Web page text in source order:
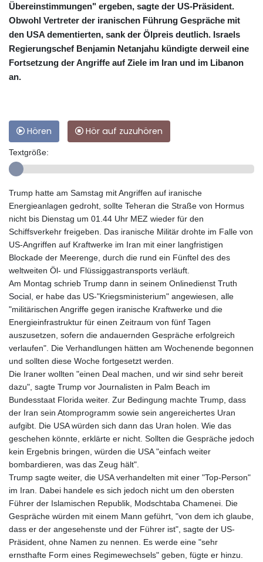
Übereinstimmungen" ergeben, sagte der US-Präsident.
Obwohl Vertreter der iranischen Führung Gespräche mit
den USA dementierten, sank der Ölpreis deutlich. Israels
Regierungschef Benjamin Netanjahu kündigte derweil eine
Fortsetzung der Angriffe auf Ziele im Iran und im Libanon
an.
Hören Hör auf zuzuhören
Textgröße:
Trump hatte am Samstag mit Angriffen auf iranische
Energieanlagen gedroht, sollte Teheran die Straße von Hormus
nicht bis Dienstag um 01.44 Uhr MEZ wieder für den
Schiffsverkehr freigeben. Das iranische Militär drohte im Falle von
US-Angriffen auf Kraftwerke im Iran mit einer langfristigen
Blockade der Meerenge, durch die rund ein Fünftel des des
weltweiten Öl- und Flüssiggastransports verläuft.
Am Montag schrieb Trump dann in seinem Onlinedienst Truth
Social, er habe das US-"Kriegsministerium" angewiesen, alle
"militärischen Angriffe gegen iranische Kraftwerke und die
Energieinfrastruktur für einen Zeitraum von fünf Tagen
auszusetzen, sofern die andauernden Gespräche erfolgreich
verlaufen". Die Verhandlungen hätten am Wochenende begonnen
und sollten diese Woche fortgesetzt werden.
Die Iraner wollten "einen Deal machen, und wir sind sehr bereit
dazu", sagte Trump vor Journalisten in Palm Beach im
Bundesstaat Florida weiter. Zur Bedingung machte Trump, dass
der Iran sein Atomprogramm sowie sein angereichertes Uran
aufgibt. Die USA würden sich dann das Uran holen. Wie das
geschehen könnte, erklärte er nicht. Sollten die Gespräche jedoch
kein Ergebnis bringen, würden die USA "einfach weiter
bombardieren, was das Zeug hält".
Trump sagte weiter, die USA verhandelten mit einer "Top-Person"
im Iran. Dabei handele es sich jedoch nicht um den obersten
Führer der Islamischen Republik, Modschtaba Chamenei. Die
Gespräche würden mit einem Mann geführt, "von dem ich glaube,
dass er der angesehenste und der Führer ist", sagte der US-
Präsident, ohne Namen zu nennen. Es werde eine "sehr
ernsthafte Form eines Regimewechsels" geben, fügte er hinzu.